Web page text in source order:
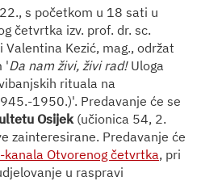
s početkom u 18 sati u
četvrtka izv. prof. dr. sc.
Kezić, mag., održat
'Da nam živi, živi rad!Uloga
rituala na
1950.)'. Predavanje će se
Osijek (učionica 54, 2.
zainteresirane. Predavanje će
kanala Otvorenog četvrtka, pri
u raspravi